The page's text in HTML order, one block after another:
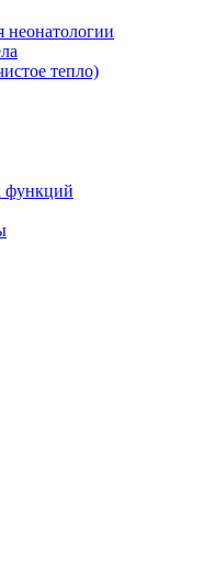
неонатологии
тепло)
функций